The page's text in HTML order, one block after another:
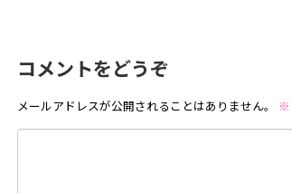
コメントをどうぞ
メールアドレスが公開されることはありません。 ※